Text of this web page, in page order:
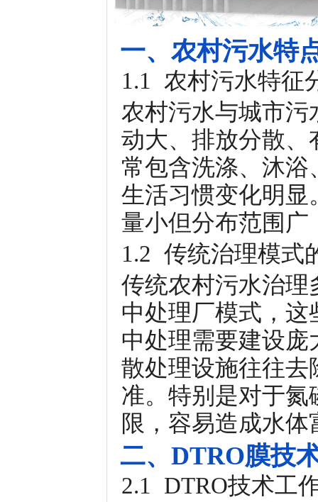
一、农村污水特
1.1 农村污水特征
农村污水与城市污
动大、排放分散、
常包含洗涤、沐
生活习惯变化明显
量小但分布范围广
1.2 传统治理模式
传统农村污水治理
中处理厂模式，
中处理需要建设
散处理设施往往去
准。特别是对于
限，容易造成水
二、DTRO膜技
2.1 DTRO技术工